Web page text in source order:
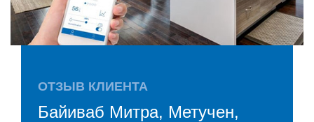
ОТЗЫВ КЛИЕНТА
Байиваб Митра, Метучен,